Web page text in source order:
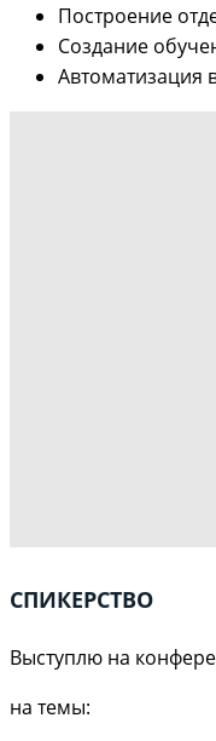
Построение
Создание
Автоматизация
СПИКЕРСТВО
Выступлю на
на темы: